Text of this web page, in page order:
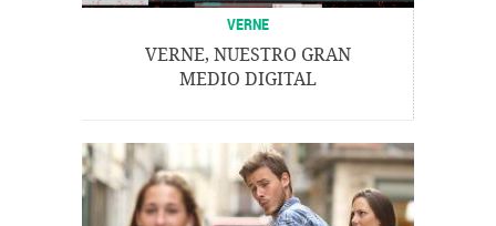
VERNE
VERNE, NUESTRO GRAN
MEDIO DIGITAL